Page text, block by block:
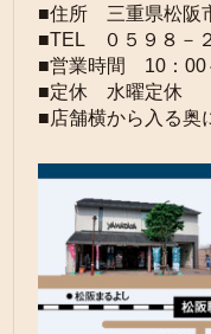
■住所 三重県松阪
■TEL ０５９８－
■営業時間 10：00
■定休 水曜定休
■店舗横から入る奥